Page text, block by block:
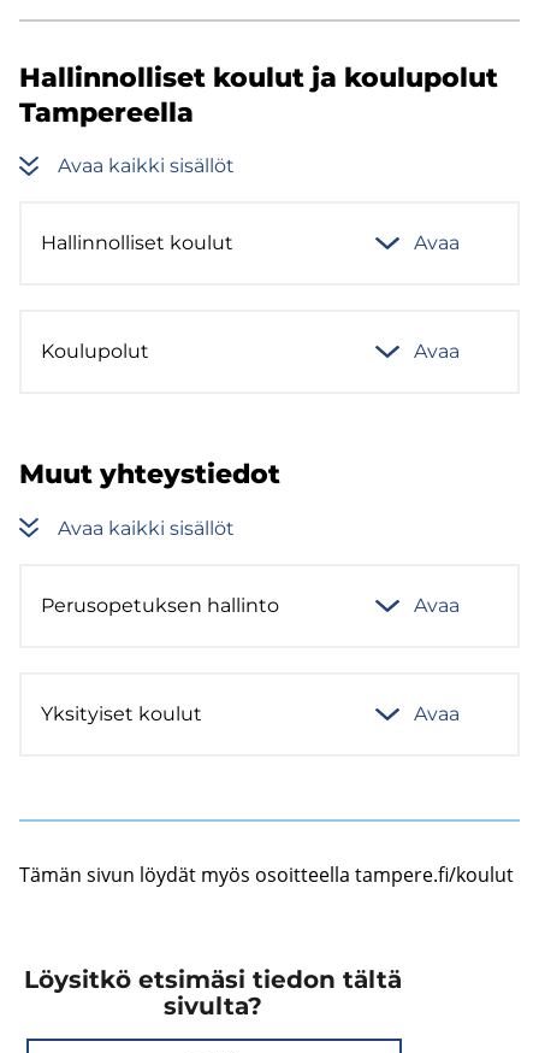
Hal­lin­nol­li­set kou­lut ja kou­lu­po­lut
Tam­pe­reel­la
Avaa kaik­ki si­säl­löt
Hal­lin­nol­li­set kou­lut Avaa
Kou­lu­po­lut Avaa
Muut yh­teys­tie­dot
Avaa kaik­ki si­säl­löt
Pe­rus­o­pe­tuk­sen hal­lin­to Avaa
Yk­si­tyi­set kou­lut Avaa
Tämän sivun löy­dät myös osoit­teel­la tam­pe­re.fi/kou­lut
Löysitkö etsimäsi tiedon tältä
sivulta?